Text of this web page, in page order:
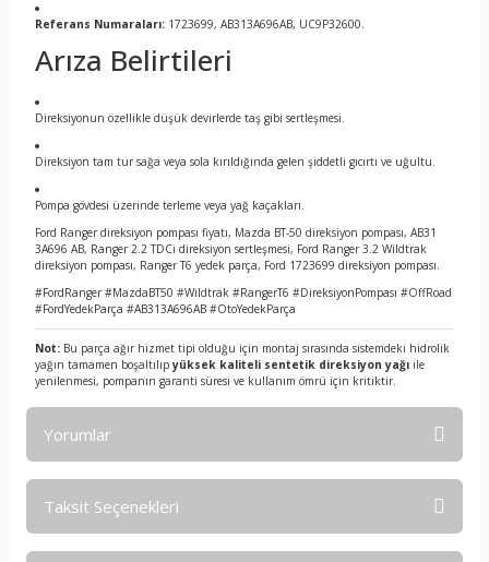
Referans Numaraları: 1723699, AB313A696AB, UC9P32600.
Arıza Belirtileri
Direksiyonun özellikle düşük devirlerde taş gibi sertleşmesi.
Direksiyon tam tur sağa veya sola kırıldığında gelen şiddetli gıcırtı ve uğultu.
Pompa gövdesi üzerinde terleme veya yağ kaçakları.
Ford Ranger direksiyon pompası fiyatı, Mazda BT-50 direksiyon pompası, AB31
3A696 AB, Ranger 2.2 TDCi direksiyon sertleşmesi, Ford Ranger 3.2 Wildtrak
direksiyon pompası, Ranger T6 yedek parça, Ford 1723699 direksiyon pompası.
#FordRanger #MazdaBT50 #Wildtrak #RangerT6 #DireksiyonPompası #OffRoad
#FordYedekParça #AB313A696AB #OtoYedekParça
Not: Bu parça ağır hizmet tipi olduğu için montaj sırasında sistemdeki hidrolik
yağın tamamen boşaltılıpyüksek kaliteli sentetik direksiyon yağı ile
yenilenmesi, pompanın garanti süresi ve kullanım ömrü için kritiktir.
Yorumlar
Taksit Seçenekleri